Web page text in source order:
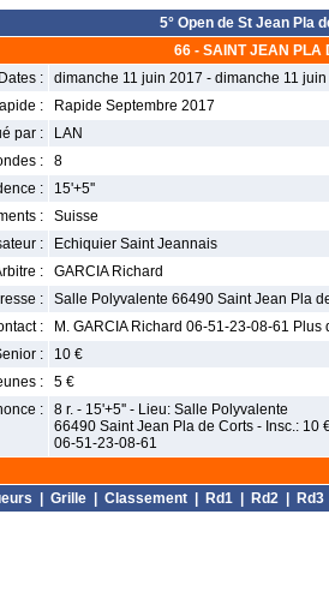
5° Open de St Jean Pla
66 - SAINT JEAN PLA
Dates :
dimanche 11 juin 2017 - dimanche 11 juin
:
Rapide Septembre 2017
par :
LAN
:
8
:
15'+5''
:
Suisse
:
Echiquier Saint Jeannais
:
GARCIA Richard
:
Salle Polyvalente 66490 Saint Jean Pla
:
M. GARCIA Richard 06-51-23-08-61
:
10 €
:
5 €
:
8 r. - 15'+5'' - Lieu: Salle Polyvalente
66490 Saint Jean Pla de Corts - Insc.: 10
06-51-23-08-61
Grille| Classement| Rd1| Rd2| Rd3